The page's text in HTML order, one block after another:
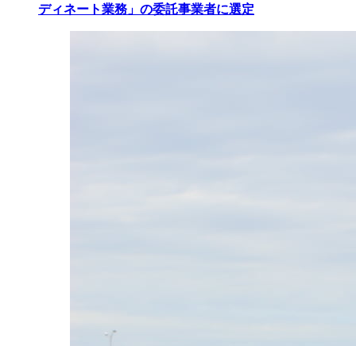
ディネート業務」の委託事業者に選定